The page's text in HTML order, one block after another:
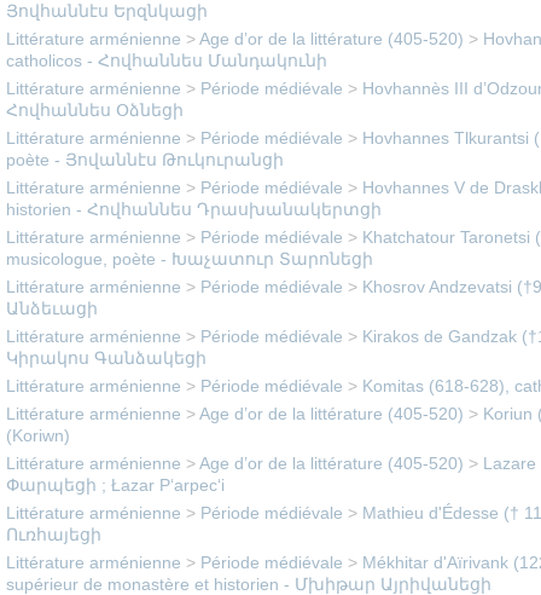
Յովհաննէս Երզնկացի
Littérature arménienne >Age d’or de la littérature (405-520) >
catholicos - Հովհաննես Մանդակունի
Littérature arménienne > Période médiévale > Hovhannès III
Հովհաննես Օձնեցի
Littérature arménienne > Période médiévale > Hovhannes Tlkurantsi
poète - Յովաննէս Թուկուրանցի
Littérature arménienne > Période médiévale > Hovhannes V de
historien - Հովհաննես Դրասխանակերտցի
Littérature arménienne > Période médiévale > Khatchatour Taronetsi
musicologue, poète - Խաչատուր Տարոնեցի
Littérature arménienne > Période médiévale > Khosrov Andzevatsi
Անձեւացի
Littérature arménienne > Période médiévale > Kirakos de Gandzak
Կիրակոս Գանձակեցի
Littérature arménienne > Période médiévale > Komitas (618-628),
Littérature arménienne >Age d’or de la littérature (405-520) > Koriun
(Koriwn)
Littérature arménienne >Age d’or de la littérature (405-520) >
Փարպեցի ; Łazar P‘arpec‘i
Littérature arménienne > Période médiévale > Mathieu d'Édesse (†
Ուռհայեցի
Littérature arménienne > Période médiévale > Mékhitar d'Aïrivank
supérieur de monastère et historien - Մխիթար Այրիվանեցի